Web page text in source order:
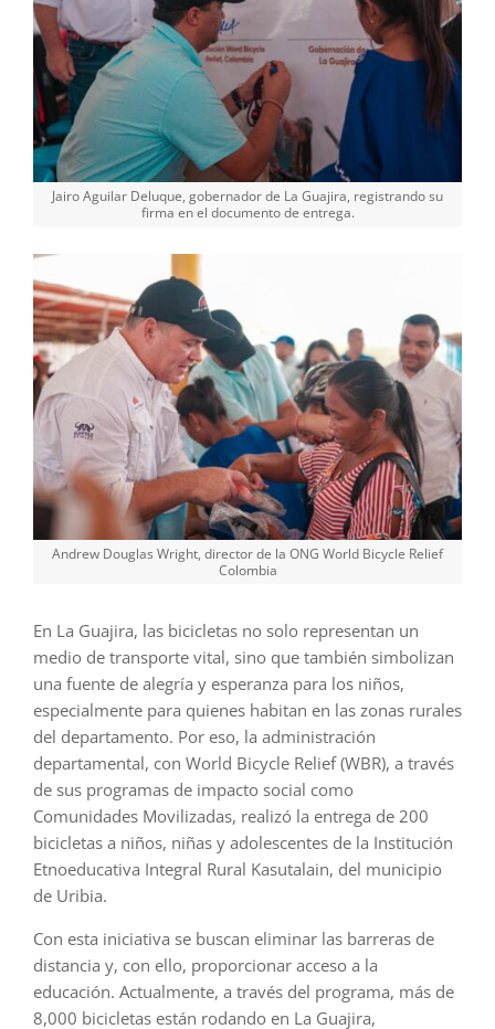
Jairo Aguilar Deluque, gobernador de La Guajira, registrando su
firma en el documento de entrega.
Andrew Douglas Wright, director de la ONG World Bicycle Relief
Colombia
En La Guajira, las bicicletas no solo representan un
medio de transporte vital, sino que también simbolizan
una fuente de alegría y esperanza para los niños,
especialmente para quienes habitan en las zonas rurales
del departamento. Por eso, la administración
departamental, con World Bicycle Relief (WBR), a través
de sus programas de impacto social como
Comunidades Movilizadas, realizó la entrega de 200
bicicletas a niños, niñas y adolescentes de la Institución
Etnoeducativa Integral Rural Kasutalain, del municipio
de Uribia.
Con esta iniciativa se buscan eliminar las barreras de
distancia y, con ello, proporcionar acceso a la
educación. Actualmente, a través del programa, más de
8,000 bicicletas están rodando en La Guajira,